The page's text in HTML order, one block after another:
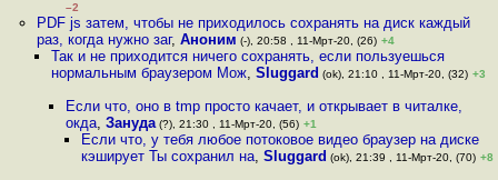
–2
PDF js затем, чтобы не приходилось сохранять на диск каждый
раз, когда нужно заг, Аноним (-), 20:58 , 11-Мрт-20, (26) +4
Так и не приходится ничего сохранять, если пользуешься
нормальным браузером Мож, Sluggard (ok), 21:10 , 11-Мрт-20, (32) +3
Если что, оно в tmp просто качает, и открывает в читалке,
окда,Зануда (?), 21:30 , 11-Мрт-20, (56) +1
Если что, у тебя любое потоковое видео браузер на диске
кэширует Ты сохранил на, Sluggard (ok), 21:39 , 11-Мрт-20, (70) +8